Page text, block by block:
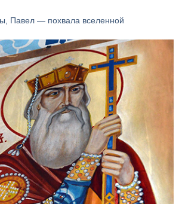
Павел — похвала вселенной